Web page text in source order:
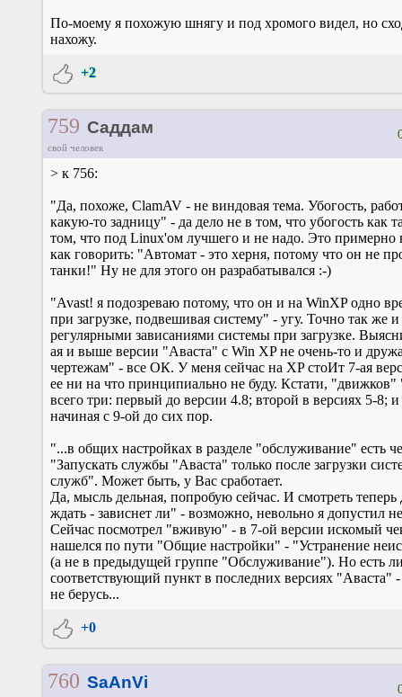
По-моему я похожую шнягу и под хромого видел, но
нахожу.
+2
759 Саддам
свой человек
> к 756:
"Да, похоже, ClamAV - не виндовая тема. Убогость,
какую-то задницу" - да дело не в том, что убогость как
том, что под Linux'ом лучшего и не надо. Это примерно
как говорить: "Автомат - это херня, потому что он не
танки!" Ну не для этого он разрабатывался :-)
"Avast! я подозреваю потому, что он и на WinXP одно
при загрузке, подвешивая систему" - угу. Точно так же и
регулярными зависаниями системы при загрузке.
ая и выше версии "Аваста" с Win XP не очень-то и
чертежам" - все ОК. У меня сейчас на XP стоИт 7-ая
ее ни на что принципиально не буду. Кстати,
всего три: первый до версии 4.8; второй в версиях 5-8;
начиная с 9-ой до сих пор.
"...в общих настройках в разделе "обслуживание" есть
"Запускать службы "Аваста" только после загрузки
служб". Может быть, у Вас сработает.
Да, мысль дельная, попробую сейчас. И смотреть теперь
ждать - зависнет ли" - возможно, невольно я допустил
Сейчас посмотрел "вживую" - в 7-ой версии искомый
нашелся по пути "Общие настройки" - "Устранение
(а не в предыдущей группе "Обслуживание"). Но есть
соответствующий пункт в последних версиях "Аваста" -
не берусь...
+0
760 SaAnVi